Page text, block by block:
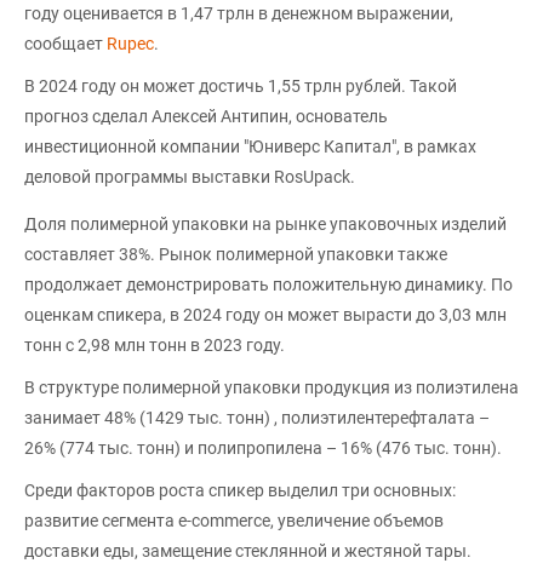
году оценивается в 1,47 трлн в денежном выражении,
сообщает Rupec.
В 2024 году он может достичь 1,55 трлн рублей. Такой
прогноз сделал Алексей Антипин, основатель
инвестиционной компании "Юниверс Капитал", в рамках
деловой программы выставки RosUpack.
Доля полимерной упаковки на рынке упаковочных изделий
составляет 38%. Рынок полимерной упаковки также
продолжает демонстрировать положительную динамику. По
оценкам спикера, в 2024 году он может вырасти до 3,03 млн
тонн с 2,98 млн тонн в 2023 году.
В структуре полимерной упаковки продукция из полиэтилена
занимает 48% (1429 тыс. тонн) , полиэтилентерефталата –
26% (774 тыс. тонн) и полипропилена – 16% (476 тыс. тонн).
Среди факторов роста спикер выделил три основных:
развитие сегмента e-commerce, увеличение объемов
доставки еды, замещение стеклянной и жестяной тары.